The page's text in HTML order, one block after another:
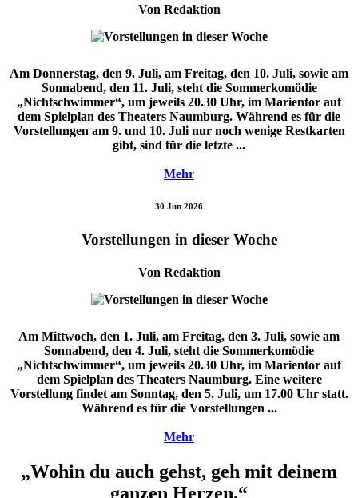
Von Redaktion
Am Donnerstag, den 9. Juli, am Freitag, den 10. Juli, sowie am
Sonnabend, den 11. Juli, steht die Sommerkomödie
„Nichtschwimmer“, um jeweils 20.30 Uhr, im Marientor auf
dem Spielplan des Theaters Naumburg. Während es für die
Vorstellungen am 9. und 10. Juli nur noch wenige Restkarten
gibt, sind für die letzte ...
Mehr
30 Jun 2026
Vorstellungen in dieser Woche
Von Redaktion
Am Mittwoch, den 1. Juli, am Freitag, den 3. Juli, sowie am
Sonnabend, den 4. Juli, steht die Sommerkomödie
„Nichtschwimmer“, um jeweils 20.30 Uhr, im Marientor auf
dem Spielplan des Theaters Naumburg. Eine weitere
Vorstellung findet am Sonntag, den 5. Juli, um 17.00 Uhr statt.
Während es für die Vorstellungen ...
Mehr
„Wohin du auch gehst, geh mit deinem
ganzen Herzen.“